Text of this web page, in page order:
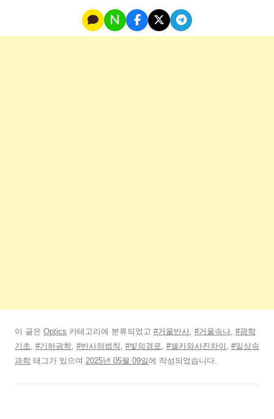
이 글은 Optics 카테고리에 분류되었고 #거울반사 #거울속나 #광학
기초 #기하광학 #반사의법칙 #빛의경로 #셀카와사진차이
#일상속
과학 태그가 있으며 2025년 05월 09일에 작성되었습니다.